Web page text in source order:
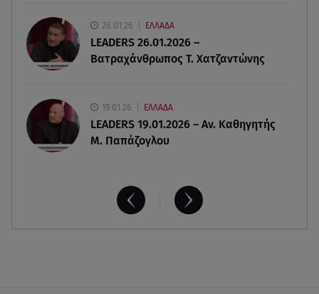
09.08.26 , 12:54
Βαλέρια Χοψονίδου: Βάφτισε τον γιο της στη
Βουλιαγμένη - Το όνομα που πήρε
26.01.26 ΕΛΛΑΔΑ
LEADERS 26.01.2026 –
Βατραχάνθρωπος Τ. Χατζαντώνης
19.01.26 ΕΛΛΑΔΑ
LEADERS 19.01.2026 – Αν. Καθηγητής
Μ. Παπάζογλου